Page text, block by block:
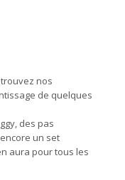
nos
de quelques
des pas
un set
aura pour tous les